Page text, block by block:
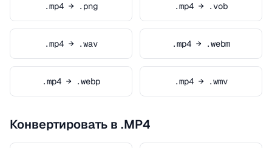
.mp4 → .png .mp4 → .vob
.mp4 → .wav .mp4 → .webm
.mp4 → .webp .mp4 → .wmv
Конвертировать в .MP4